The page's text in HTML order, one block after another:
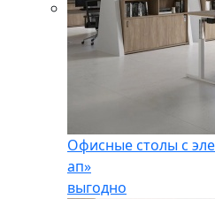
Офисные столы с
ап»
выгодно